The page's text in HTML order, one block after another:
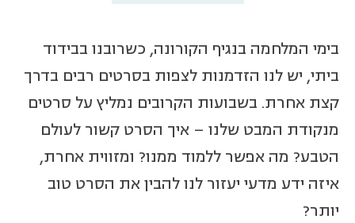
בימי המלחמה בנגיף הקורונה, כשרובנו בבידוד
ביתי, יש לנו הזדמנות לצפות בסרטים רבים בדרך
קצת אחרת. בשבועות הקרובים נמליץ על סרטים
מנקודת המבט שלנו – איך הסרט קשור לעולם
הטבע? מה אפשר ללמוד ממנו? ומזווית אחרת,
איזה ידע מדעי יעזור לנו להבין את הסרט טוב
יותר?